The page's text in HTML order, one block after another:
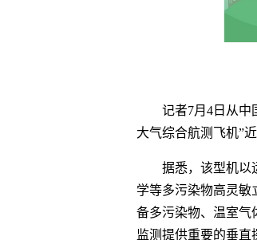
记者7月4日从中
大气综合航测飞机”
据悉，该型机以
学等多污染物高灵敏
备多污染物、温室气
监测提供重要的垂直